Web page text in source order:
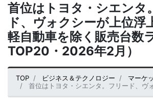
首位はトヨタ・シエンタ
ド、ヴォクシーが上位浮
軽自動車を除く販売台数
TOP20・2026年2月）
TOP ビジネス＆テクノロジー
マーケ
首位はトヨタ・シエンタ。フリード、ヴォクシーが上位浮上！（SUV・軽自動車を除く販